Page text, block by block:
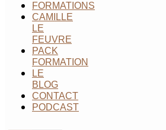
FORMATIONS
CAMILLE
LE
FEUVRE
PACK
FORMATION
LE
BLOG
CONTACT
PODCAST